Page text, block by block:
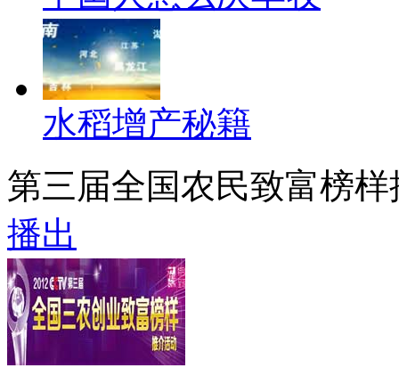
水稻增产秘籍
第三届全国农民致富榜
播出